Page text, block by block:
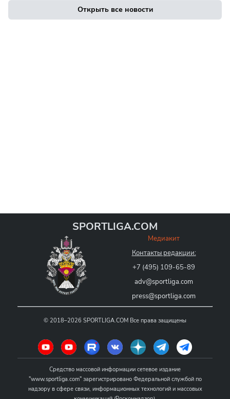
Открыть все новости
SPORTLIGA.COM
Медиакит
Контакты редакции:
+7 (495) 109-65-89
adv@sportliga.com
press@sportliga.com
© 2018–2026 SPORTLIGA.COM Все права защищены
Средство массовой информации сетевое издание
"www.sportliga.com" зарегистрировано Федеральной службой по
надзору в сфере связи, информационных технологий и массовых